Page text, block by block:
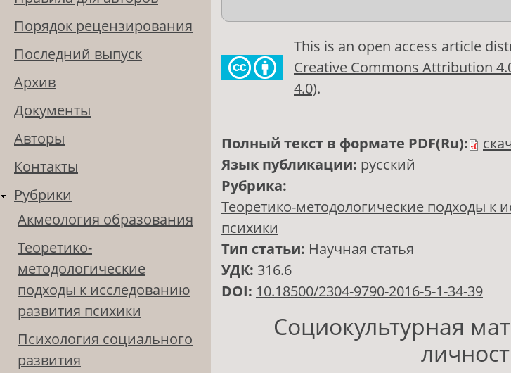
Порядок рецензирования
Последний выпуск
Архив
Документы
Авторы
Контакты
Рубрики
Акмеология образования
Теоретико-
методологические
подходы к исследованию
развития психики
Психология социального
развития
This is an open access article
Creative Commons Attribution
4.0).
Полный текст в формате PDF(Ru):
Язык публикации: русский
Рубрика:
Теоретико-методологические подходы к
психики
Тип статьи: Научная статья
УДК: 316.6
DOI: 10.18500/2304-9790-2016-5-1-34-39
Социокультурная